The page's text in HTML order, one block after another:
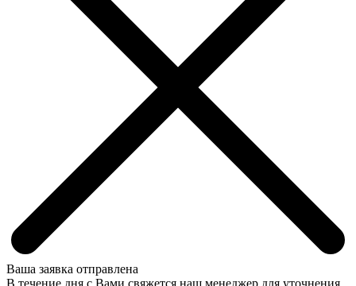
Ваша заявка отправлена
В течение дня с Вами свяжется наш менеджер для уточнения